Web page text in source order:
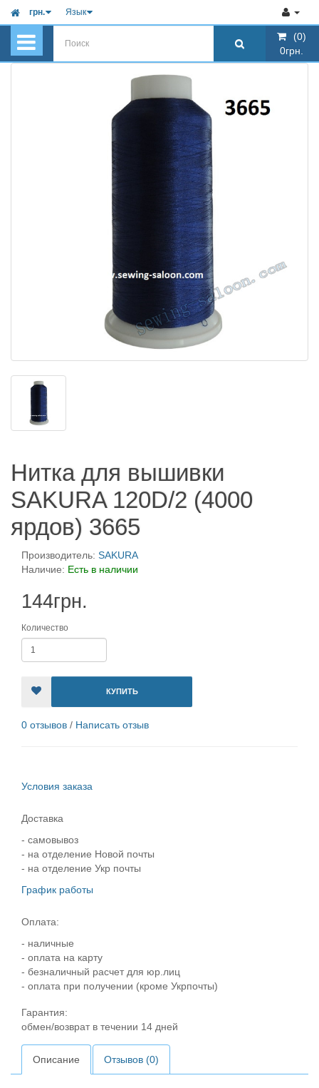
грн. Язык
(0)
0грн.
Нитка для вышивки
SAKURA 120D/2 (4000
ярдов) 3665
Производитель: SAKURA
Наличие: Есть в наличии
144грн.
Количество
КУПИТЬ
0 отзывов / Написать отзыв
Условия заказа
Доставка
- самовывоз
- на отделение Новой почты
- на отделение Укр почты
График работы
Оплата:
- наличные
- оплата на карту
- безналичный расчет для юр.лиц
- оплата при получении (кроме Укрпочты)
Гарантия:
обмен/возврат в течении 14 дней
Описание Отзывов (0)